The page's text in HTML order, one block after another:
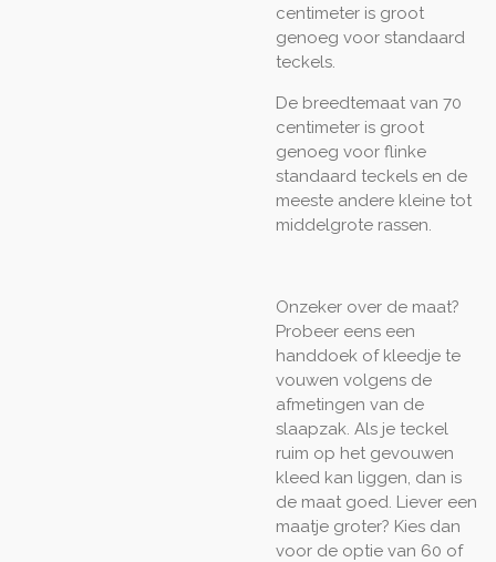
centimeter is groot
genoeg voor standaard
teckels.
De breedtemaat van 70
centimeter is groot
genoeg voor flinke
standaard teckels en de
meeste andere kleine tot
middelgrote rassen.
Onzeker over de maat?
Probeer eens een
handdoek of kleedje te
vouwen volgens de
afmetingen van de
slaapzak. Als je teckel
ruim op het gevouwen
kleed kan liggen, dan is
de maat goed. Liever een
maatje groter? Kies dan
voor de optie van 60 of